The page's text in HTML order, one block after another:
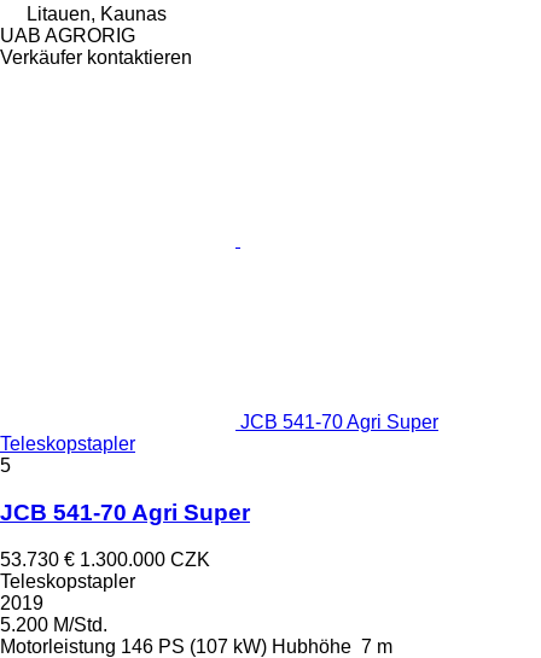
Litauen, Kaunas
UAB AGRORIG
Verkäufer kontaktieren
JCB 541-70 Agri Super
Teleskopstapler
5
JCB 541-70 Agri Super
53.730 € 1.300.000 CZK
Teleskopstapler
2019
5.200 M/Std.
Motorleistung 146 PS (107 kW) Hubhöhe 7 m